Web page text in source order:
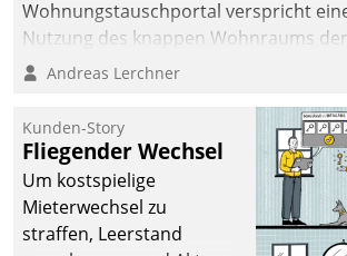
Wohnungstauschportal verspricht
Nutzung des knappen Wohnraums
Anwendungsfall für Datatrains Lösung
Unternehmen.
Andreas Lerchner
Kunden-Story
Fliegender Wechsel
Um kostspielige
Mieterwechsel zu
straffen, Leerstand